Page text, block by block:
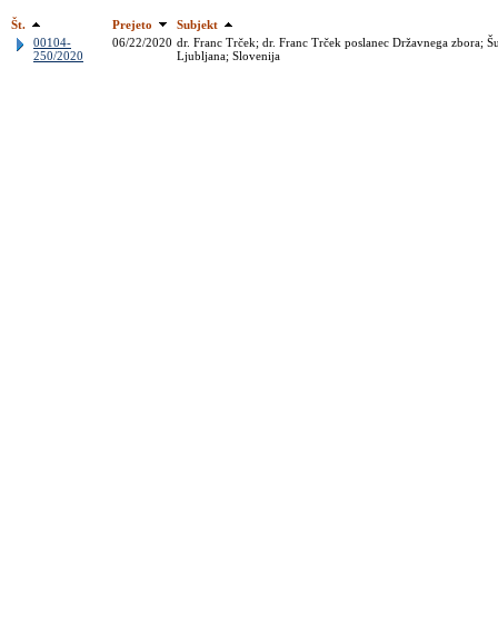
Št. Prejeto
Subjekt
00104-
250/2020
06/22/2020 dr. Franc Trček; dr. Franc Trček poslanec Državnega zbora;
Ljubljana; Slovenija